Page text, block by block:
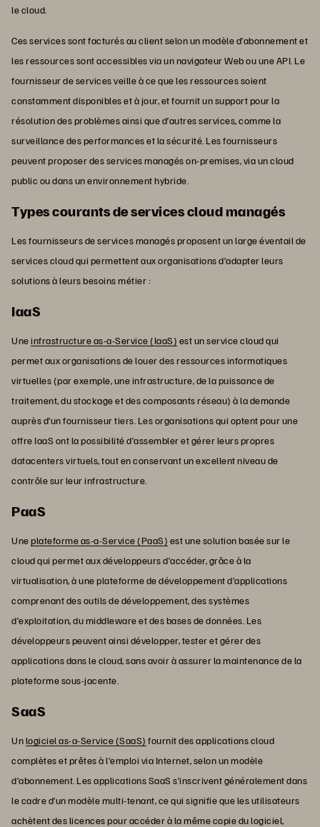
le cloud.
Ces services sont facturés au client selon un modèle d’abonnement et
les ressources sont accessibles via un navigateur Web ou une API. Le
fournisseur de services veille à ce que les ressources soient
constamment disponibles et à jour, et fournit un support pour la
résolution des problèmes ainsi que d’autres services, comme la
surveillance des performances et la sécurité. Les fournisseurs
peuvent proposer des services managés on-premises, via un cloud
public ou dans un environnement hybride.
Types courants de services cloud managés
Les fournisseurs de services managés proposent un large éventail de
services cloud qui permettent aux organisations d’adapter leurs
solutions à leurs besoins métier :
IaaS
Uneinfrastructure as-a-Service (IaaS) est un service cloud qui
permet aux organisations de louer des ressources informatiques
virtuelles (par exemple, une infrastructure, de la puissance de
traitement, du stockage et des composants réseau) à la demande
auprès d’un fournisseur tiers. Les organisations qui optent pour une
offre IaaS ont la possibilité d’assembler et gérer leurs propres
datacenters virtuels, tout en conservant un excellent niveau de
contrôle sur leur infrastructure.
PaaS
Uneplateforme as-a-Service (PaaS) est une solution basée sur le
cloud qui permet aux développeurs d’accéder, grâce à la
virtualisation, à une plateforme de développement d’applications
comprenant des outils de développement, des systèmes
d’exploitation, du middleware et des bases de données. Les
développeurs peuvent ainsi développer, tester et gérer des
applications dans le cloud, sans avoir à assurer la maintenance de la
plateforme sous-jacente.
SaaS
Unlogiciel as-a-Service (SaaS) fournit des applications cloud
complètes et prêtes à l’emploi via Internet, selon un modèle
d’abonnement. Les applications SaaS s’inscrivent généralement dans
le cadre d’un modèle multi-tenant, ce qui signifie que les utilisateurs
achètent des licences pour accéder à la même copie du logiciel,